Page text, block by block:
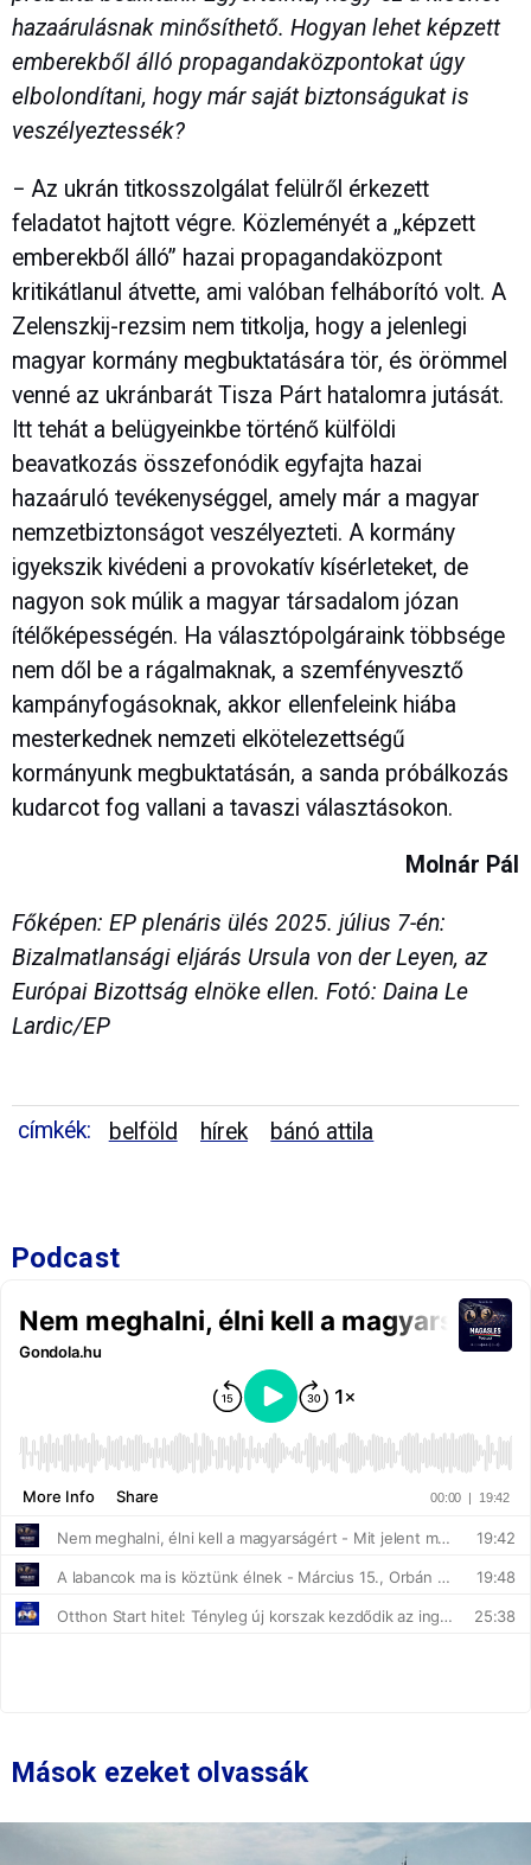
hazaárulásnak minősíthető. Hogyan lehet képzett
emberekből álló propagandaközpontokat úgy
elbolondítani, hogy már saját biztonságukat is
veszélyeztessék?
− Az ukrán titkosszolgálat felülről érkezett
feladatot hajtott végre. Közleményét a „képzett
emberekből álló” hazai propagandaközpont
kritikátlanul átvette, ami valóban felháborító volt. A
Zelenszkij-rezsim nem titkolja, hogy a jelenlegi
magyar kormány megbuktatására tör, és örömmel
venné az ukránbarát Tisza Párt hatalomra jutását.
Itt tehát a belügyeinkbe történő külföldi
beavatkozás összefonódik egyfajta hazai
hazaáruló tevékenységgel, amely már a magyar
nemzetbiztonságot veszélyezteti. A kormány
igyekszik kivédeni a provokatív kísérleteket, de
nagyon sok múlik a magyar társadalom józan
ítélőképességén. Ha választópolgáraink többsége
nem dől be a rágalmaknak, a szemfényvesztő
kampányfogásoknak, akkor ellenfeleink hiába
mesterkednek nemzeti elkötelezettségű
kormányunk megbuktatásán, a sanda próbálkozás
kudarcot fog vallani a tavaszi választásokon.
Molnár Pál
Főképen: EP plenáris ülés 2025. július 7-én:
Bizalmatlansági eljárás Ursula von der Leyen, az
Európai Bizottság elnöke ellen. Fotó: Daina Le
Lardic/EP
címkék: belföld hírek bánó attila
Podcast
Mások ezeket olvassák